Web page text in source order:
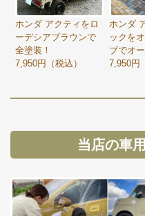
ホンダ アクティをロ
ーデシアブラウンで
全塗装！
7,950円（税込）
ホンダ
ックを
ブでオ
7,950円
当店の車